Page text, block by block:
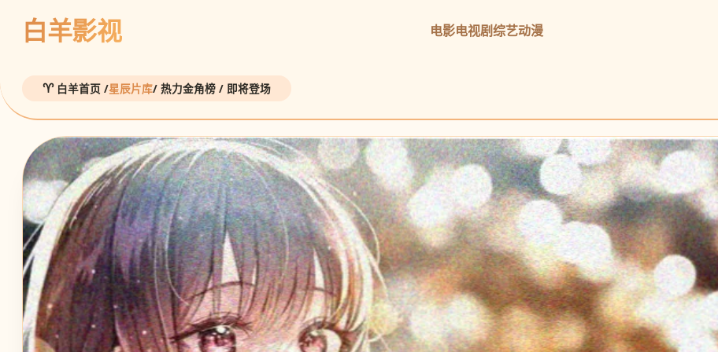
白羊影视 电影电视剧综艺动漫
白羊首页 /星辰片库/ 热力金角榜 / 即将登场